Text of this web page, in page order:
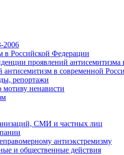
2006
в Российской Федерации
проявлений антисемитизма
антисемитизм в современной
репортажи
мотиву ненависти
СМИ и частных лиц
антиэкстремизму
и общественные действия